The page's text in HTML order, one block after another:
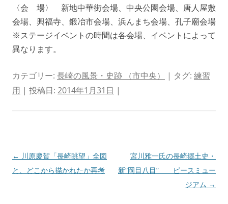
〈会 場〉 新地中華街会場、中央公園会場、唐人屋敷
会場、興福寺、鍛冶市会場、浜んまち会場、孔子廟会場
※ステージイベントの時間は各会場、イベントによって
異なります。
カテゴリー: 長崎の風景・史跡 （市中央） | タグ: 練習
用 | 投稿日: 2014年1月31日 |
投
稿
← 川原慶賀「長崎眺望」全図
と、どこから描かれたか再考
宮川雅一氏の長崎郷土史・
新“岡目八目” ピースミュー
ジアム →